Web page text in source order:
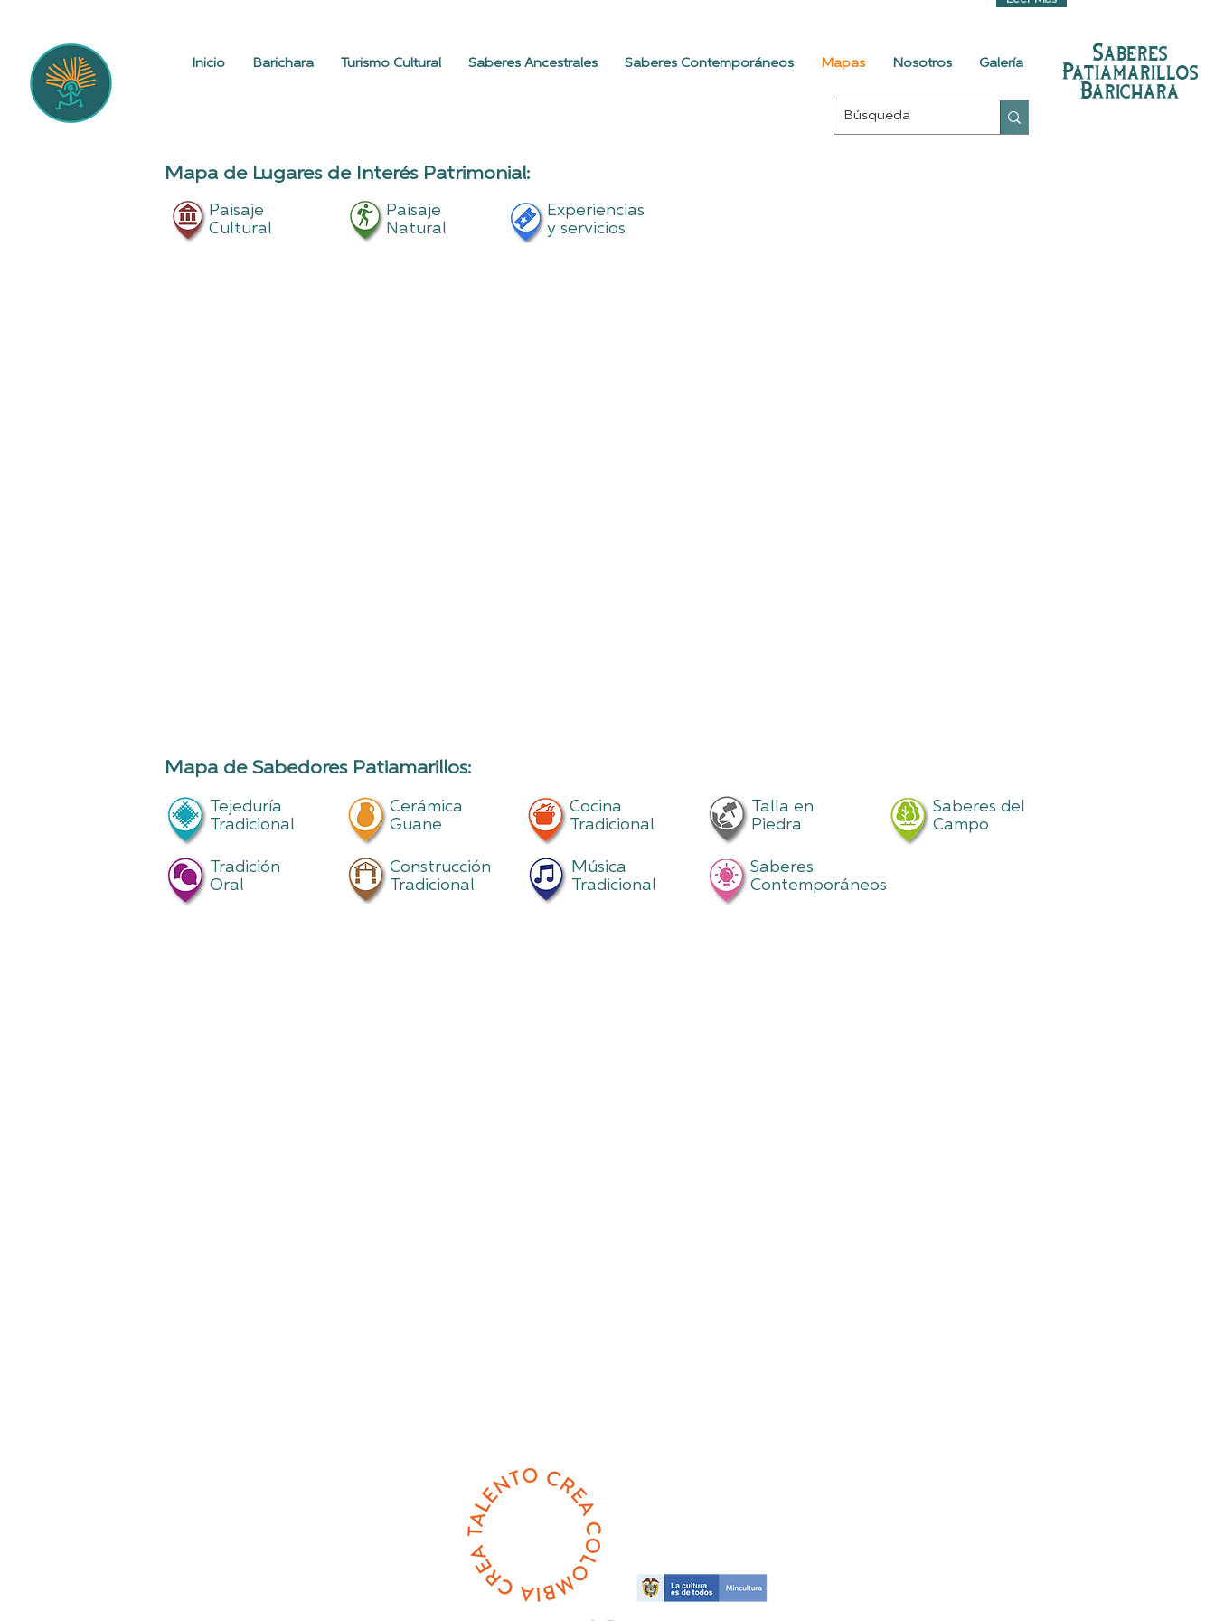
Inicio Barichara Turismo Cultural Saberes Ancestrales Saberes Contemporáneos Mapas Nosotros Galería Saberes
Patiamarillos
Barichara
Mapa de Lugares de Interés Patrimonial:
Paisaje
Cultural
Paisaje
Natural
Experiencias
y servicios
Mapa de Sabedores Patiamarillos:
Tejeduría
Tradicional
Cerámica
Guane
Cocina
Tradicional
Talla en
Piedra
Saberes del
Campo
Tradición
Oral
Construcción
Tradicional
Saberes
Contemporáneos
Música
Tradicional